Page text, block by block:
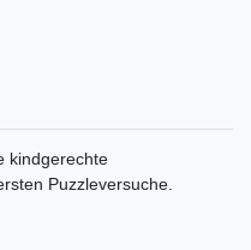
kindgerechte
Puzzleversuche.